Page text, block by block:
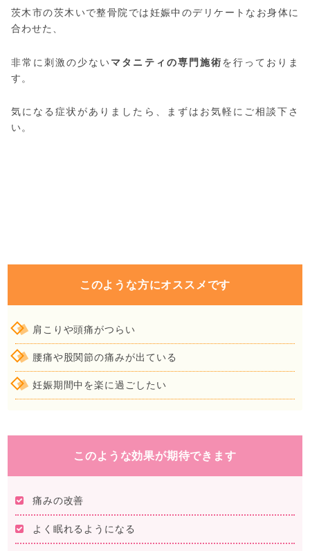
茨木市の茨木いで整骨院では妊娠中のデリケートなお身体に
合わせた、
非常に刺激の少ないマタニティの専門施術を行っておりま
す。
気になる症状がありましたら、まずはお気軽にご相談下さ
い。
このような方にオススメです
肩こりや頭痛がつらい
腰痛や股関節の痛みが出ている
妊娠期間中を楽に過ごしたい
このような効果が期待できます
痛みの改善
よく眠れるようになる